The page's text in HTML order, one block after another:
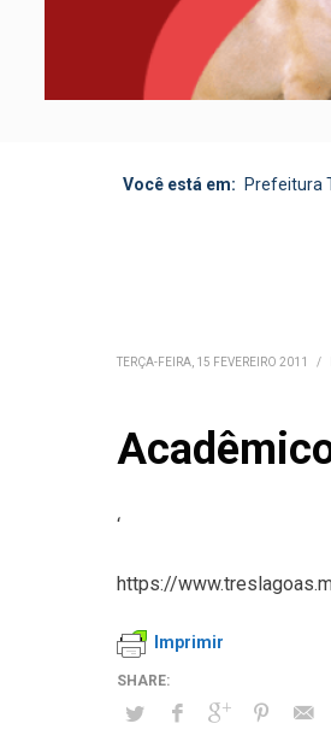
Você está em: Prefeitura
TERÇA-FEIRA, 15 FEVEREIRO 2011 /
‘
https://
Imprimir